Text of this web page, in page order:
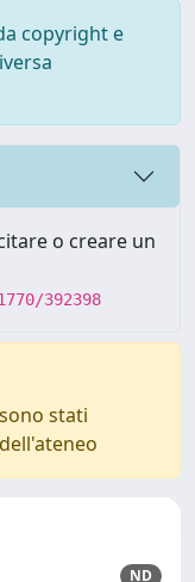
copyright e
o creare un
392398
stati
ND